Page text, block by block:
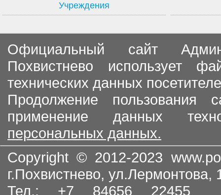
Учреждения
Официальный сайт
Похвистнево использует
технических данных
Продолжение пользования
применение данных
персональных данных.
Copyright © 2012-2023
г.Похвистнево, ул.Лермонтова,
Тел.: +7 84656